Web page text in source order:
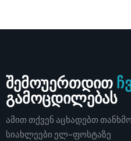
შემოუერთდით
გამოცდილებას
ამით თქვენ აცხადებთ
სიახლეები ელ-ფოსტაზე